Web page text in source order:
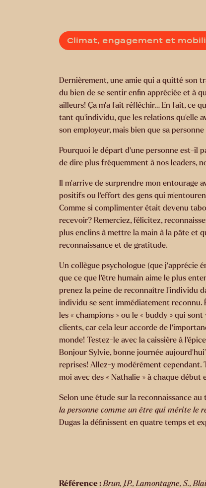
Climat, engagement et
Dernièrement, une amie qui a quitté son
du bien de se sentir enfin appréciée et à
ailleurs! Ça m’a fait réfléchir… En fait, ce
tant qu’individu, que les relations qu’elle
son employeur, mais bien que sa
Pourquoi le départ d’une personne est-il
de dire plus fréquemment à nos leaders,
Il m’arrive de surprendre mon entourage
positifs ou l’effort des gens qui
Comme si complimenter était devenu
recevoir? Remerciez, félicitez,
plus enclins à mettre la main à la pâte et
reconnaissance et de gratitude.
Un collègue psychologue (que j’apprécie
que ce que l’être humain aime le plus
prenez la peine de reconnaître l’individu
individu se sent immédiatement reconnu.
les « champions » ou le « buddy » qui
clients, car cela leur accorde de
monde! Testez-le avec la caissière à
Bonjour Sylvie, bonne journée
reprises! Allez-y modérément cependant.
moi avec des « Nathalie » à chaque
Selon une étude sur la reconnaissance au
la personne comme un être qui mérite le
Dugas la définissent en quatre temps et
Référence : Brun, J.P., Lamontagne, S.,